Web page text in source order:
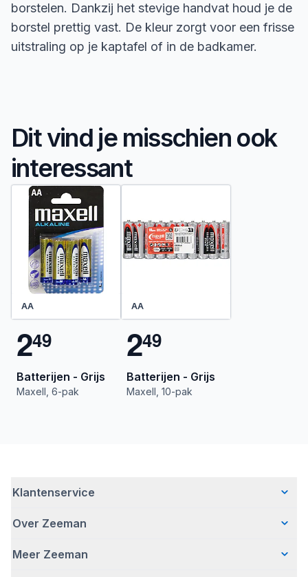
borstelen. Dankzij het stevige handvat houd je de
borstel prettig vast. De kleur zorgt voor een frisse
uitstraling op je kaptafel of in de badkamer.
Dit vind je misschien ook
interessant
AA
249
Batterijen - Grijs
Maxell, 6-pak
AA
249
Batterijen - Grijs
Maxell, 10-pak
Klantenservice
Veelgestelde vragen
Bezorgen
Over Zeeman
Wie wij zijn
Meer Zeeman